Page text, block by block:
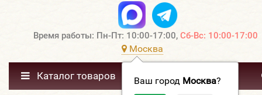
Время работы: Пн-Пт: 10:00-17:00, Сб-Вс: 10:00-17:00
Москва
Ваш город Москва?
Каталог товаров